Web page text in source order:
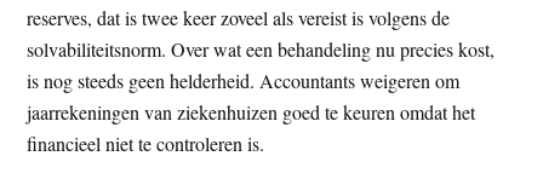
reserves, dat is twee keer zoveel als vereist is volgens de
solvabiliteitsnorm. Over wat een behandeling nu precies kost,
is nog steeds geen helderheid. Accountants weigeren om
jaarrekeningen van ziekenhuizen goed te keuren omdat het
financieel niet te controleren is.